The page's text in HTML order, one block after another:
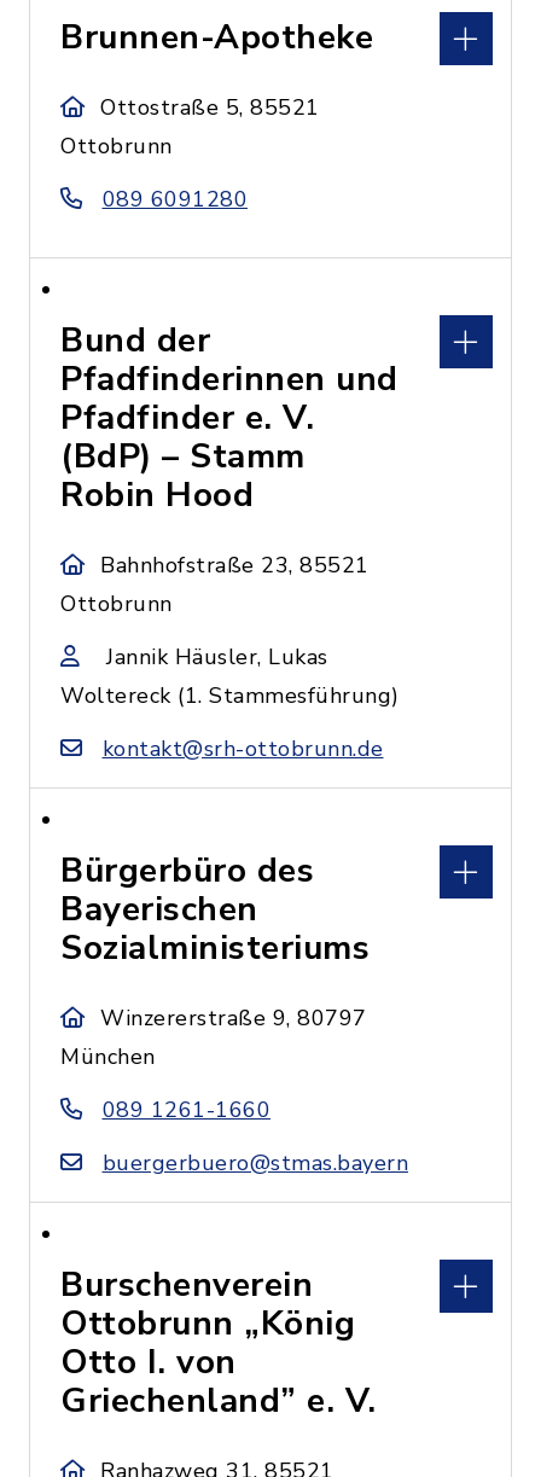
Brunnen-Apotheke
Ottostraße 5, 85521
Ottobrunn
089 6091280
Bund der
Pfadfinderinnen und
Pfadfinder e. V.
(BdP) – Stamm
Robin Hood
Bahnhofstraße 23, 85521
Ottobrunn
Jannik Häusler, Lukas
Woltereck (1. Stammesführung)
kontakt@srh-ottobrunn.de
Bürgerbüro des
Bayerischen
Sozialministeriums
Winzererstraße 9, 80797
München
089 1261-1660
buergerbuero@stmas.bayern
Burschenverein
Ottobrunn „König
Otto I. von
Griechenland” e. V.
Ranhazweg 31, 85521